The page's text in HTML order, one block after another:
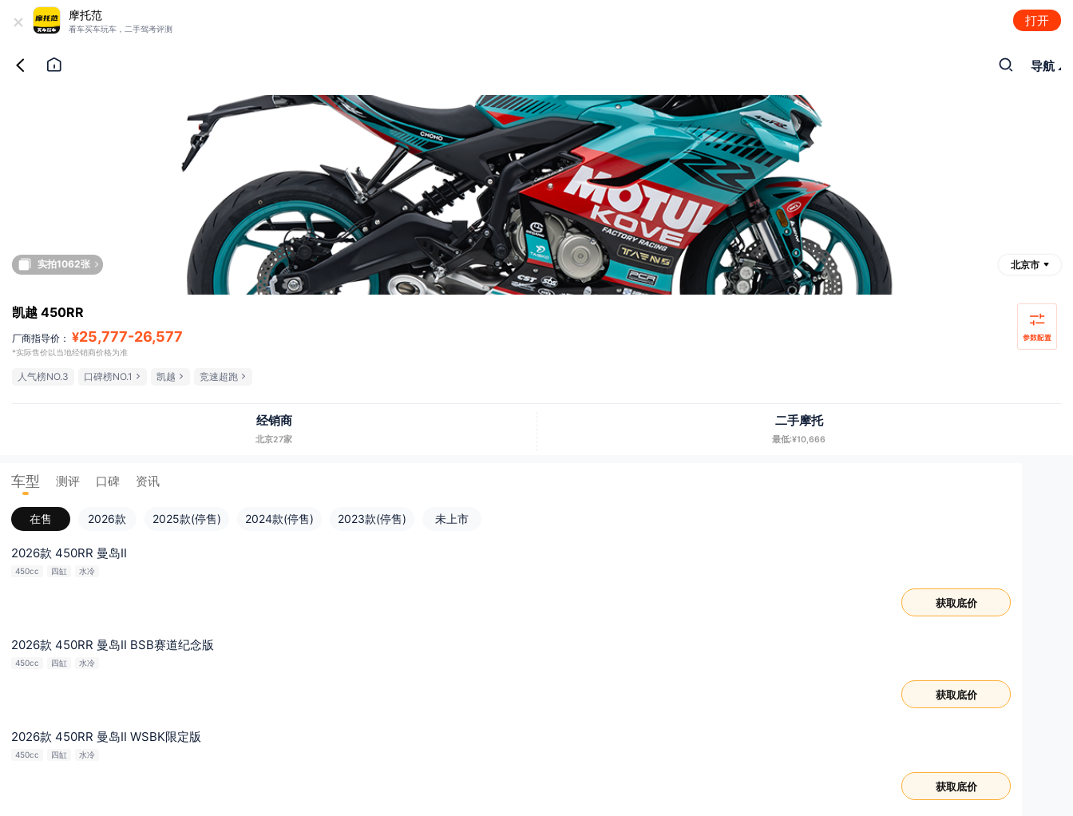
+ 摩托范
看车买车玩车，二手驾考评测
打开
导航
实拍1062张 北京市
凯越 450RR
厂商指导价： ¥25,777-26,577
*实际售价以当地经销商价格为准
人气榜NO.3 口碑榜NO.1 凯越 竞速超跑
经销商
北京27家
二手摩托
最低:¥10,666
车型 测评 口碑 资讯
在售 2026款 2025款(停售) 2024款(停售) 2023款(停售) 未上市
2026款 450RR 曼岛Ⅱ
450cc 四缸 水冷
获取底价
2026款 450RR 曼岛Ⅱ BSB赛道纪念版
450cc 四缸 水冷
获取底价
2026款 450RR 曼岛Ⅱ WSBK限定版
450cc 四缸 水冷
获取底价